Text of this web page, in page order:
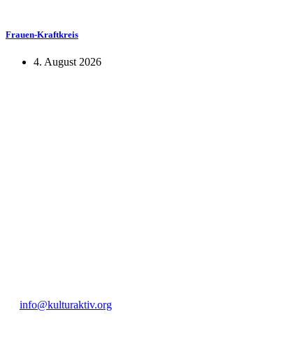
Frauen-Kraftkreis
4. August 2026
info@kulturaktiv.org